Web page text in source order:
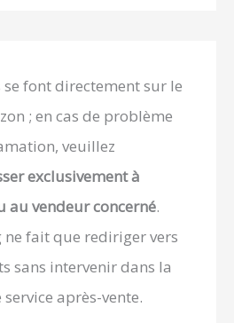
se font directement sur le
; en cas de problème
veuillez
exclusivement à
au vendeur concerné.
ne fait que rediriger vers
sans intervenir dans la
après-vente.